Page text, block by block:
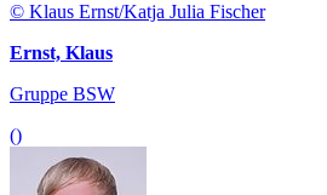
© Klaus Ernst/Katja Julia Fischer
Ernst, Klaus
Gruppe BSW
()